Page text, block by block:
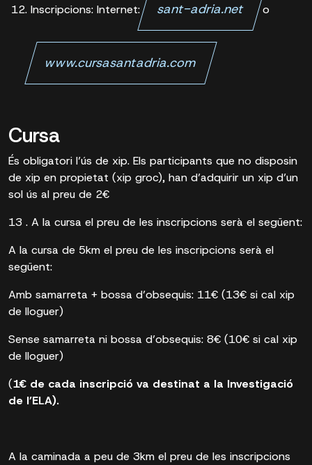
Inscripcions: Internet: sant-adria.net o
www.cursasantadria.com
Cursa
És obligatori l’ús de xip. Els participants que no disposin
de xip en propietat (xip groc), han d’adquirir un xip d’un
sol ús al preu de 2€
13 . A la cursa el preu de les inscripcions serà el següent:
A la cursa de 5km el preu de les inscripcions serà el
següent:
Amb samarreta + bossa d’obsequis: 11€ (13€ si cal xip
de lloguer)
Sense samarreta ni bossa d’obsequis: 8€ (10€ si cal xip
de lloguer)
(1€ de cada inscripció va destinat a la Investigació
de l’ELA).
A la caminada a peu de 3km el preu de les inscripcions